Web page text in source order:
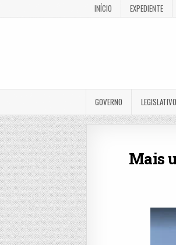
INÍCIO EXPEDIENTE
GOVERNO LEGISLATIVO
Mais